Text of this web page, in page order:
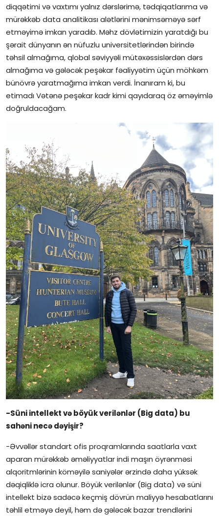
diqqətimi və vaxtımı yalnız dərslərimə, tədqiqatlarıma və
mürəkkəb data analitikası alətlərini mənimsəməyə sərf
etməyimə imkan yaradıb. Məhz dövlətimizin yaratdığı bu
şərait dünyanın ən nüfuzlu universitetlərindən birində
təhsil almağıma, qlobal səviyyəli mütəxəssislərdən dərs
almağıma və gələcək peşəkar fəaliyyətim üçün möhkəm
bünövrə yaratmağıma imkan verdi. İnanıram ki, bu
etimadı Vətənə peşəkar kadr kimi qayıdaraq öz əməyimlə
doğruldacağam.
-Süni intellekt və böyük verilənlər (Big data) bu
sahəni necə dəyişir?
-Əvvəllər standart ofis proqramlarında saatlarla vaxt
aparan mürəkkəb əməliyyatlar indi maşın öyrənməsi
alqoritmlərinin köməyilə saniyələr ərzində daha yüksək
dəqiqliklə icra olunur. Böyük verilənlər (Big data) və süni
intellekt bizə sadəcə keçmiş dövrün maliyyə hesabatlarını
təhlil etməyə deyil, həm də gələcək bazar trendlərini